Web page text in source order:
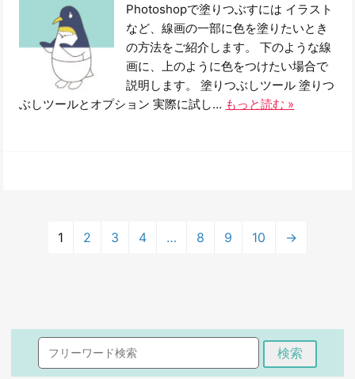
Photoshopで塗りつぶすには イラスト
など、線画の一部に色を塗りたいとき
の方法をご紹介します。 下のような線
画に、上のように色をつけたい場合で
説明します。 塗りつぶしツール 塗りつ
ぶしツールとオプション 実際に試し… もっと読む »
1 2 3 4 … 8 9 10 →
検索